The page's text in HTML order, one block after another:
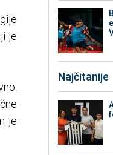
je
je
Najčitanije